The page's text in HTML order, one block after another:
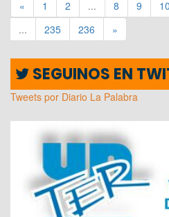
« 1 2 ... 8 9 10
...
235 236 »
SEGUINOS EN
Tweets por Diario La Palabra